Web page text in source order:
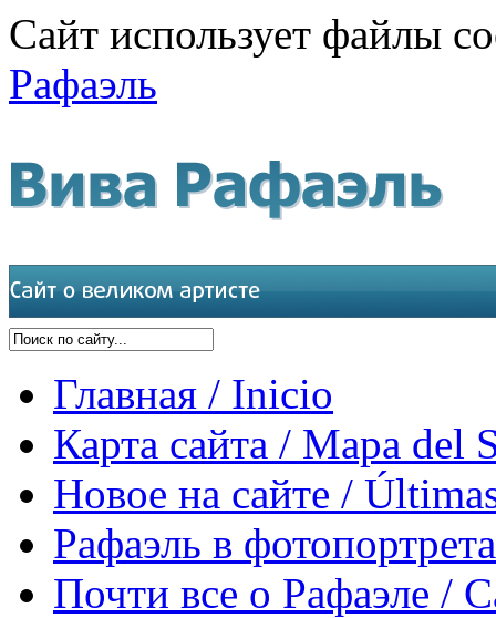
Сайт использует файлы
Рафаэль
Главная / Inicio
Карта сайта / Mapa del
Новое на сайте /
Рафаэль в
Почти все о Рафаэле /